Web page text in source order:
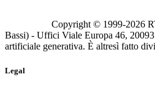
Copyright © 1999-2026
Bassi) - Uffici Viale Europa 46,
artificiale generativa. È altresì fatto
Legal